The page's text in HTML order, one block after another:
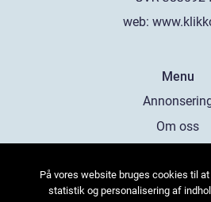
web:
Menu
Om oss
Kontakta
På vores website bruges cookies til
statistik og personalisering af